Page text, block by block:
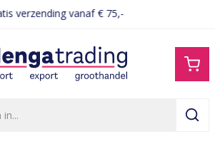
verzending vanaf € 75,-